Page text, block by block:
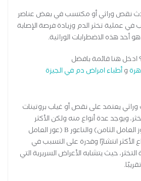
نقص وراثي أو مكتسب في بعض عناصر
في عملية تخثر الدم وزيادة فرصة الإصابة
أحد هذه الاضطرابات الوراثية.
هنا قائمة بافضل
وأطباء امراض دم في الجيزة
يعتمد على نقص أو غياب بروتينات
ويوجد عدة أنواع منه ولكن الأكثر
شيوعًا هما الناعور A (عوز العامل الثامن) والناعور B (عوز العامل
الأكثر انتشارًا وقدرة على التسبب في
حيث يتشابه الأعراض السريرية التي